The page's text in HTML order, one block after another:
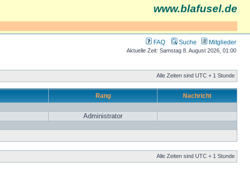
www.blafusel.de
FAQ Suche Mitglieder
Aktuelle Zeit: Samstag 8. August 2026, 01:00
Alle Zeiten sind UTC + 1 Stunde
Rang Nachricht
Administrator
Alle Zeiten sind UTC + 1 Stunde